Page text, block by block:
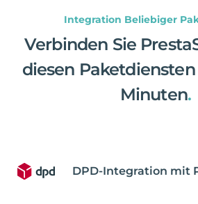
Integration Beliebiger
Verbinden Sie
diesen
Minuten.
DPD-Integration mit